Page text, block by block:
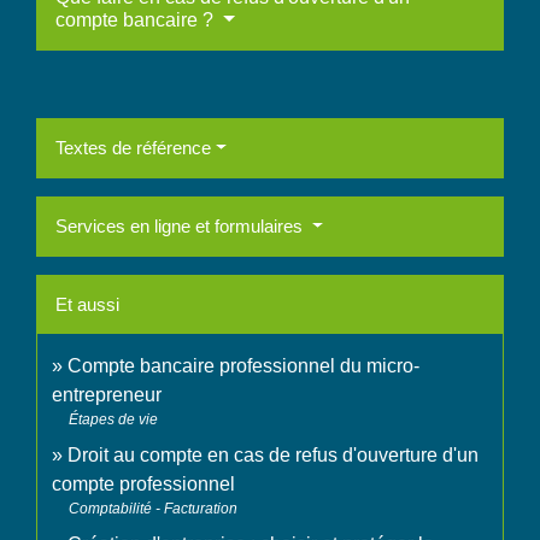
compte bancaire ?
Textes de référence
Services en ligne et formulaires
Et aussi
Compte bancaire professionnel du micro-
entrepreneur
Étapes de vie
Droit au compte en cas de refus d'ouverture d'un
compte professionnel
Comptabilité - Facturation